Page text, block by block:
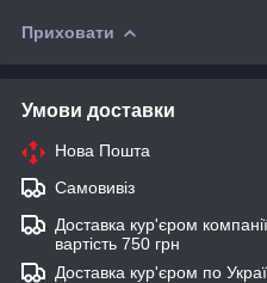
Приховати
Умови доставки
Нова Пошта
Самовивіз
Доставка кур'єром
вартість 750 грн
Доставка кур'єром по